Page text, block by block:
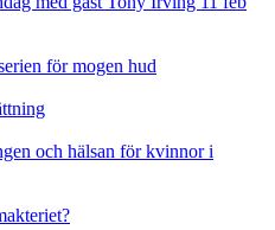
för mogen hud
och hälsan för kvinnor i